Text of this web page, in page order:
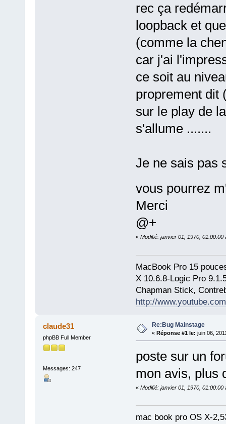
rec ça
loopback et
(comme la
car j'ai
ce soit au
proprement dit
sur le play de
s'allume .......
Je ne sais pas
vous pourrez
Merci
@+
« Modifié: janvier 01, 1970, 01:00:00
MacBook Pro 15
X 10.6.8-Logic Pro
Chapman Stick,
http://
claude31
phpBB Full Member
Messages: 247
Re:Bug Mainstage
« Réponse #1 le: juin 06,
poste sur un
mon avis, plus
« Modifié: janvier 01, 1970, 01:00:00
mac book pro OS X-